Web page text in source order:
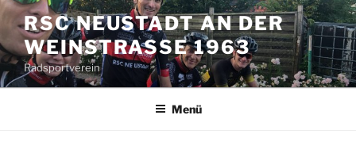
Zum
Inhalt
springen
RSC NEUSTADT AN DER
WEINSTRASSE 1963
Radsportverein
Menü